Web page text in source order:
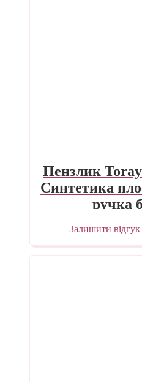
Пензлик
Синтетика
ручка
Залишити відгук